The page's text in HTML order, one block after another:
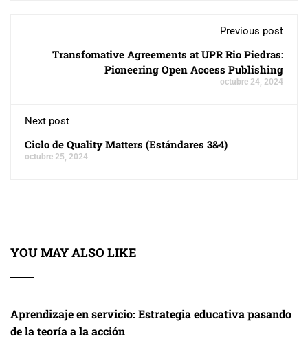
Previous post
Transfomative Agreements at UPR Rio Piedras:
Pioneering Open Access Publishing
octubre 24, 2024
Next post
Ciclo de Quality Matters (Estándares 3&4)
octubre 25, 2024
YOU MAY ALSO LIKE
Aprendizaje en servicio: Estrategia educativa pasando
de la teoría a la acción